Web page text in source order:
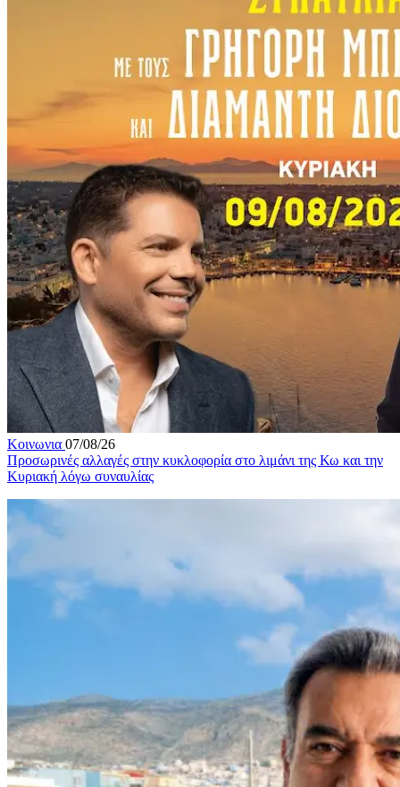
Κοινωνια 07/08/26
Προσωρινές αλλαγές στην κυκλοφορία στο λιμάνι της Κω και την
Κυριακή λόγω συναυλίας